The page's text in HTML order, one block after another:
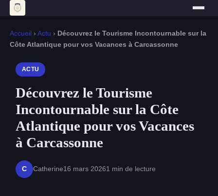
Accueil › Actu › Découvrez le Tourisme Incontournable sur la
Côte Atlantique pour vos Vacances à Carcassonne
ACTU
Découvrez le Tourisme
Incontournable sur la Côte
Atlantique pour vos Vacances
à Carcassonne
C Catherine16 mars 20261 min de lecture